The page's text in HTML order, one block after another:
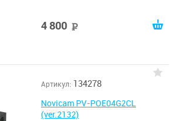
4 800
Артикул: 134278
Novicam PV-POE04G2CL
(ver.2132)